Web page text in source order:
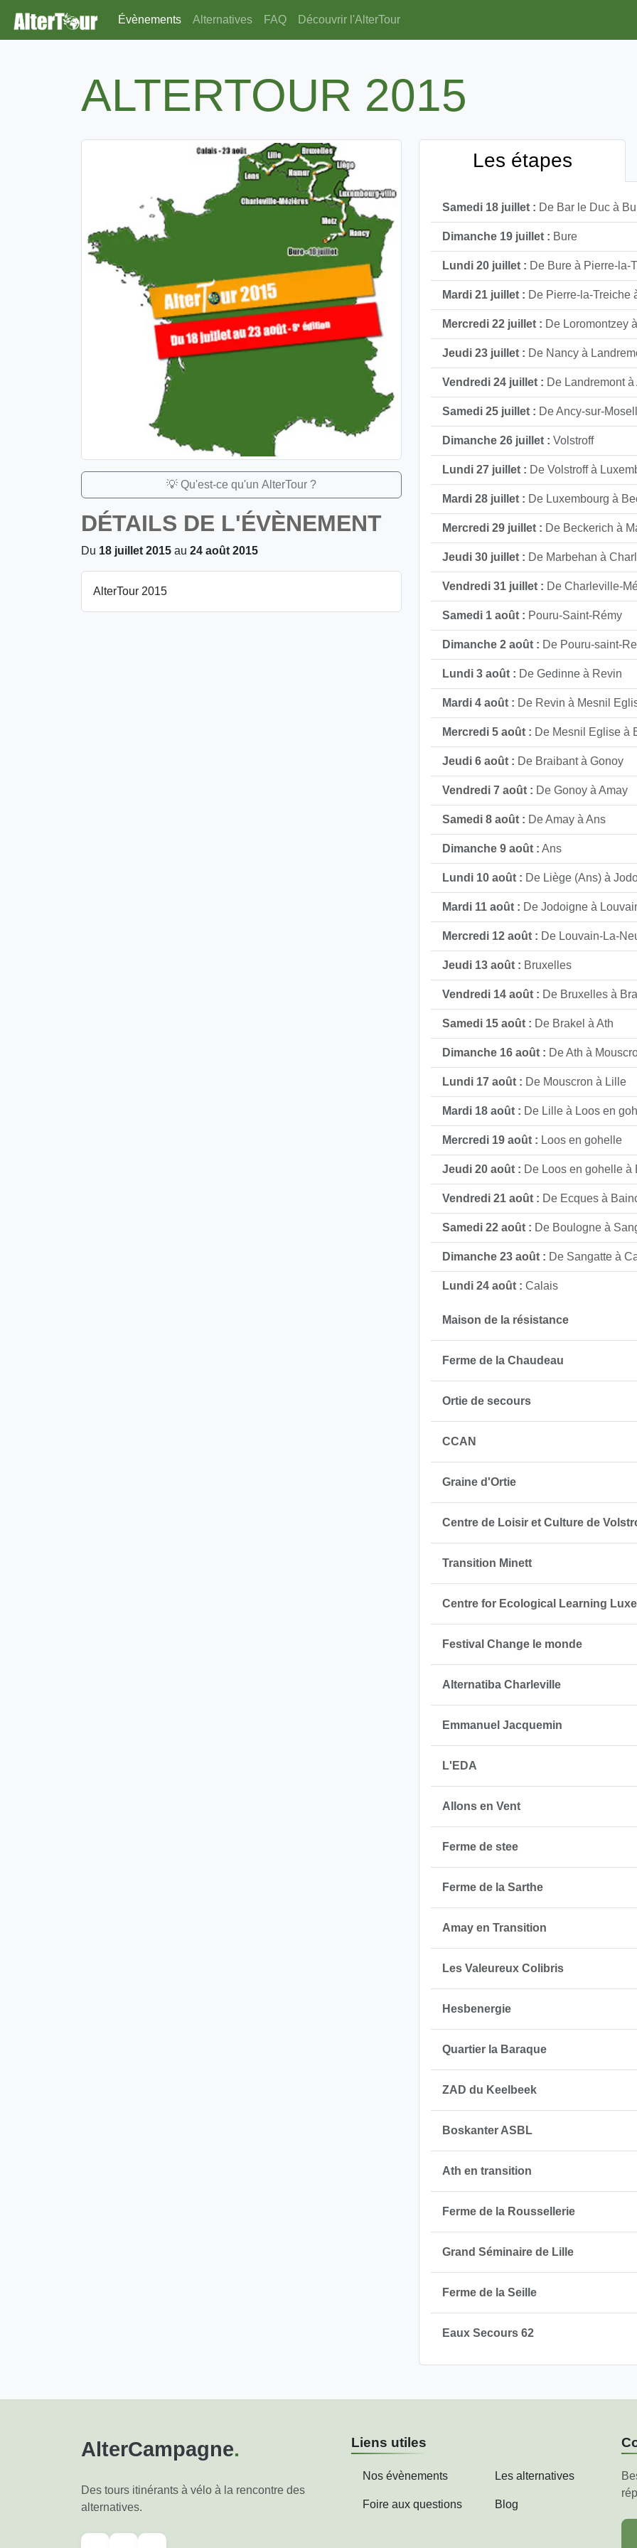
Évènements Alternatives FAQ Découvrir l'AlterTour
ALTERTOUR 2015
💡 Qu'est-ce qu'un AlterTour ?
DÉTAILS DE L'ÉVÈNEMENT
Du 18 juillet 2015 au 24 août 2015
AlterTour 2015
Les étapes
Samedi 18 juillet : De Bar le Duc à
Dimanche 19 juillet : Bure
Lundi 20 juillet : De Bure à Pierre-la-
Mardi 21 juillet : De Pierre-la-Treiche
Mercredi 22 juillet : De Loromontzey
Jeudi 23 juillet : De Nancy à
Vendredi 24 juillet : De Landremont
Samedi 25 juillet : De Ancy-sur-
Dimanche 26 juillet : Volstroff
Lundi 27 juillet : De Volstroff à
Mardi 28 juillet : De Luxembourg à
Mercredi 29 juillet : De Beckerich à
Jeudi 30 juillet : De Marbehan à
Vendredi 31 juillet : De Charleville-
Samedi 1 août : Pouru-Saint-Rémy
Dimanche 2 août : De Pouru-saint-
Lundi 3 août : De Gedinne à Revin
Mardi 4 août : De Revin à Mesnil
Mercredi 5 août : De Mesnil Eglise à
Jeudi 6 août : De Braibant à Gonoy
Vendredi 7 août : De Gonoy à Amay
Samedi 8 août : De Amay à Ans
Dimanche 9 août : Ans
Lundi 10 août : De Liège (Ans) à
Mardi 11 août : De Jodoigne à
Mercredi 12 août : De Louvain-La-
Jeudi 13 août : Bruxelles
Vendredi 14 août : De Bruxelles à
Samedi 15 août : De Brakel à Ath
Dimanche 16 août : De Ath à
Lundi 17 août : De Mouscron à Lille
Mardi 18 août : De Lille à Loos en
Mercredi 19 août : Loos en gohelle
Jeudi 20 août : De Loos en gohelle à
Vendredi 21 août : De Ecques à
Samedi 22 août : De Boulogne à
Dimanche 23 août : De Sangatte à
Lundi 24 août : Calais
Maison de la résistance
Ferme de la Chaudeau
Ortie de secours
CCAN
Graine d'Ortie
Centre de Loisir et Culture de
Transition Minett
Centre for Ecological Learning
Festival Change le monde
Alternatiba Charleville
Emmanuel Jacquemin
L'EDA
Allons en Vent
Ferme de stee
Ferme de la Sarthe
Amay en Transition
Les Valeureux Colibris
Hesbenergie
Quartier la Baraque
ZAD du Keelbeek
Boskanter ASBL
Ath en transition
Ferme de la Roussellerie
Grand Séminaire de Lille
Ferme de la Seille
Eaux Secours 62
AlterCampagne.
Des tours itinérants à vélo à la rencontre des
alternatives.
Liens utiles
Nos évènements Les alternatives
Foire aux questions Blog